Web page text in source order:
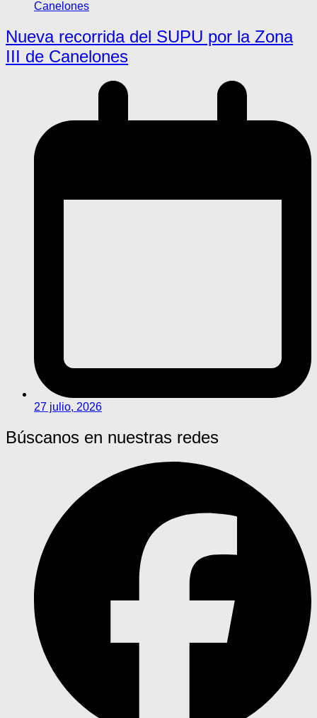
Nueva recorrida del SUPU por la Zona
III de Canelones
27 julio, 2026
Búscanos en nuestras redes